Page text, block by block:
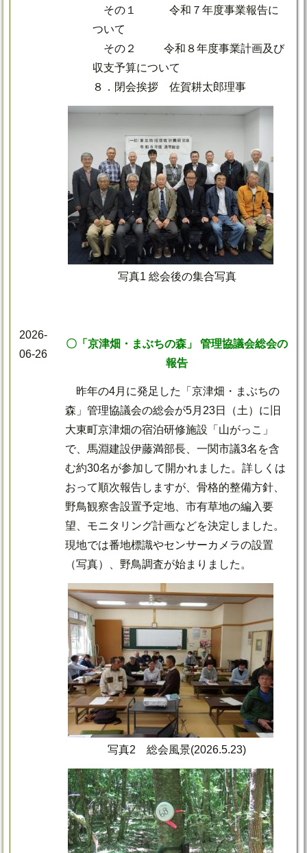
その１ 令和７年度事業報告に
ついて
その２ 令和８年度事業計画及び
収支予算について
８．閉会挨拶 佐賀耕太郎理事
写真1 総会後の集合写真
2026-
06-26
〇「京津畑・まぶちの森」 管理協議会総会の
報告
昨年の4月に発足した「京津畑・まぶちの
森」管理協議会の総会が5月23日（土）に旧
大東町京津畑の宿泊研修施設「山がっこ」
で、馬淵建設伊藤満部長、一関市議3名を含
む約30名が参加して開かれました。詳しくは
おって順次報告しますが、骨格的整備方針、
野鳥観察舎設置予定地、市有草地の編入要
望、モニタリング計画などを決定しました。
現地では番地標識やセンサーカメラの設置
（写真）、野鳥調査が始まりました。
写真2 総会風景(2026.5.23)